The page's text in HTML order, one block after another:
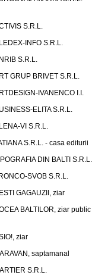
S.R.L.
INFO S.R.L.
S.R.L.
GRUP BRIVET S.R.L.
IVANENCO I.I.
ELITA S.R.L.
VI S.R.L.
S.R.L. - casa editurii
DIN BALTI S.R.L.
SVOB S.R.L.
GAGAUZII, ziar
BALTILOR, ziar
ziar
saptamanal
S.R.L.